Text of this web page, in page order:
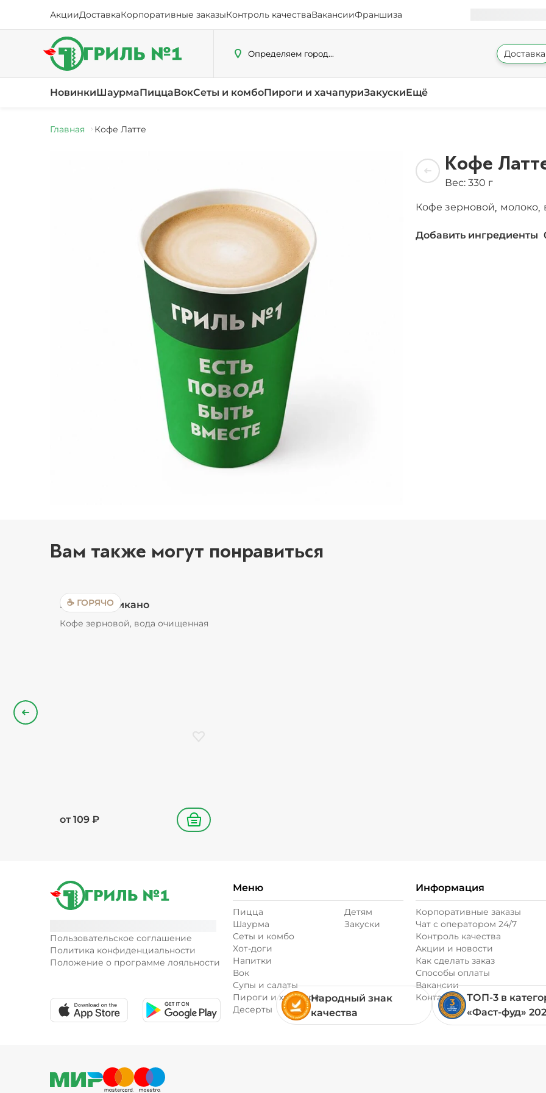
АкцииДоставкаКорпоративные заказыКонтроль качестваВакансииФраншиза
Определяем город... Доставка
НовинкиШаурмаПиццаВокСеты и комбоПироги и хачапуриЗакускиЕщё
Главная Кофе Латте
Кофе
Вес: 330 г
Кофе зерновой, молоко,
Добавить ингредиенты
Вам также могут понравиться
☕ ГОРЯЧО
Кофе Американо
Кофе зерновой, вода очищенная
от 109 ₽ В корзину
Назад
Пользовательское соглашение
Политика конфиденциальности
Положение о программе лояльности
Меню
Пицца
Шаурма
Сеты и комбо
Хот-доги
Напитки
Вок
Супы и салаты
Пироги и хачапури
Десерты
Детям
Закуски
Информация
Корпоративные заказы
Чат с оператором 24/7
Контроль качества
Акции и новости
Как сделать заказ
Способы оплаты
Вакансии
Контакты
Народный знак
качества
ТОП-3 в
«Фаст-фуд»